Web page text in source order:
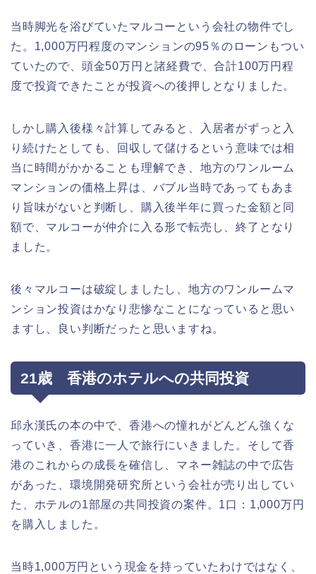
当時脚光を浴びていたマルコーという会社の物件でし
た。1,000万円程度のマンションの95％のローンもつい
ていたので、頭金50万円と諸経費で、合計100万円程
度で投資できたことが投資への後押しとなりました。
しかし購入後様々計算してみると、入居者がずっと入
り続けたとしても、回収して儲けるという意味では相
当に時間がかかることも理解でき、地方のワンルーム
マンションの価格上昇は、バブル当時であってもあま
り旨味がないと判断し、購入後半年に買った金額と同
額で、マルコーが仲介に入る形で転売し、終了となり
ました。
後々マルコーは破綻しましたし、地方のワンルームマ
ンション投資はかなり悲惨なことになっていると思い
ますし、良い判断だったと思いますね。
21歳 香港のホテルへの共同投資
邱永漢氏の本の中で、香港への憧れがどんどん強くな
っていき、香港に一人で旅行にいきました。そして香
港のこれからの成長を確信し、マネー雑誌の中で広告
があった、環境開発研究所という会社が売り出してい
た、ホテルの1部屋の共同投資の案件。1口：1,000万円
を購入しました。
当時1,000万円という現金を持っていたわけではなく、